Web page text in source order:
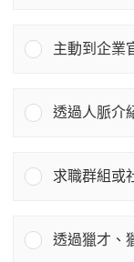
主動到企業
透過人脈介
求職群組或
透過獵才、